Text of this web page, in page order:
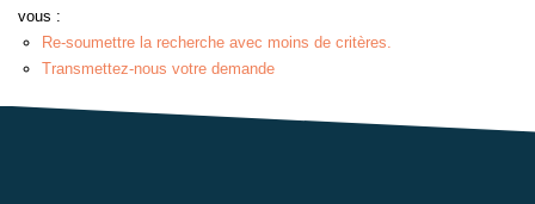
L' AGENCE
vous :
Re-soumettre la recherche avec moins de critères.
Transmettez-nous votre demande